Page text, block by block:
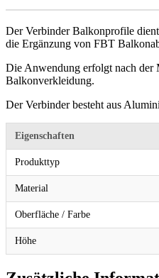
Der Verbinder Balkonprofile
die Ergänzung von FBT
Die Anwendung erfolgt nach der
Balkonverkleidung.
Der Verbinder besteht aus
Eigenschaften
Produkttyp
Material
Oberfläche / Farbe
Höhe